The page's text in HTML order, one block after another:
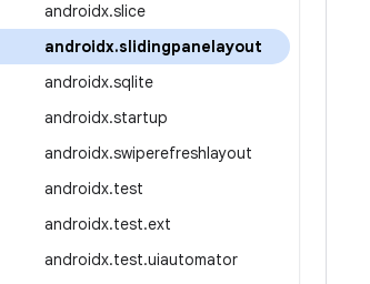
androidx.slice
androidx.slidingpanelayout
androidx.sqlite
androidx.startup
androidx.swiperefreshlayout
androidx.test
androidx.test.ext
androidx.test.uiautomator